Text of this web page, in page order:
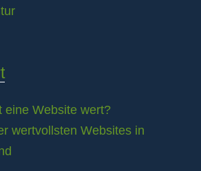
eine Website wert?
wertvollsten Websites in